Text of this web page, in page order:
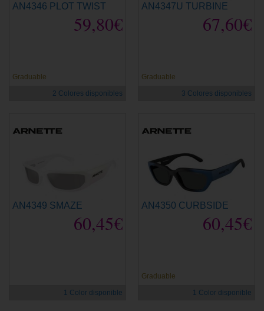
AN4346 PLOT TWIST
59,80€
Graduable
2 Colores disponibles
AN4347U TURBINE
67,60€
Graduable
3 Colores disponibles
AN4349 SMAZE
60,45€
1 Color disponible
AN4350 CURBSIDE
60,45€
Graduable
1 Color disponible